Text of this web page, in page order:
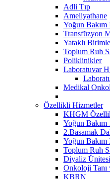
Adli Tıp
Ameliyathane
Yoğun Bakım
Transfüzyon
Yataklı
Toplum Ruh
Poliklinikler
Laboratuvar
Medikal
Özellikli Hizmetler
KHGM
Yoğun Bakım
2.Basamak
Yoğun Bakım
Toplum Ruh
Diyaliz Ünitesi
Onkoloji Tanı
KBRN